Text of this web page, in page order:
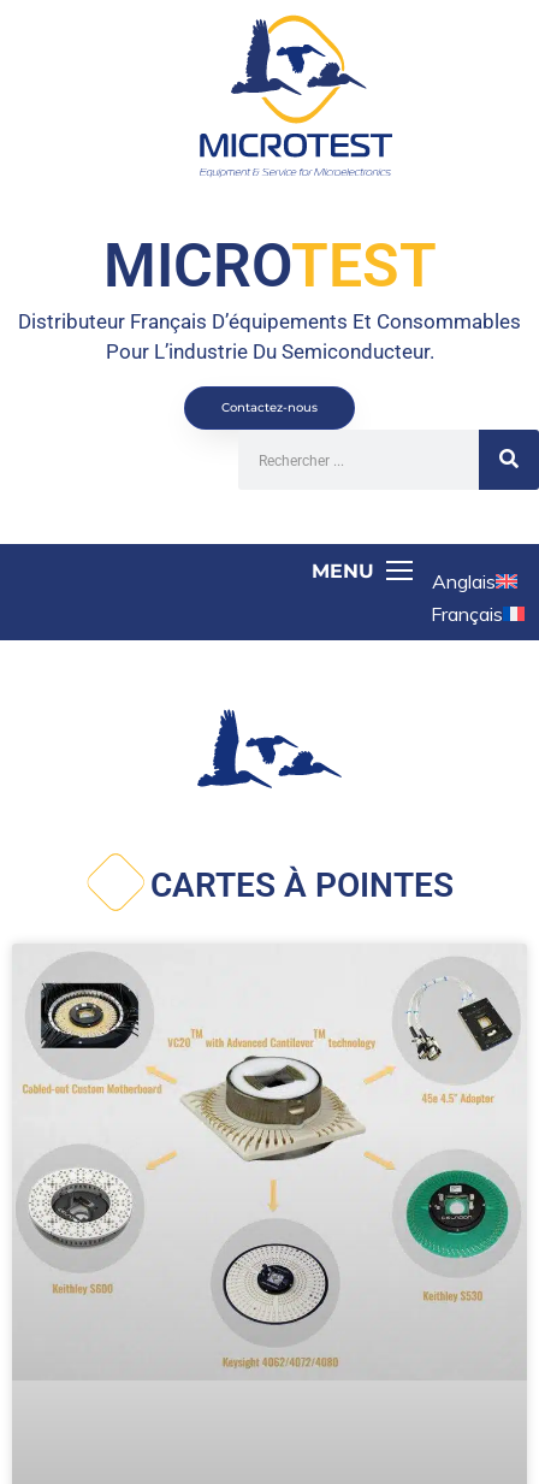
MICROTEST
Distributeur Français D’équipements Et Consommables
Pour L’industrie Du Semiconducteur.
Contactez-nous
Anglais
Français
CARTES À POINTES